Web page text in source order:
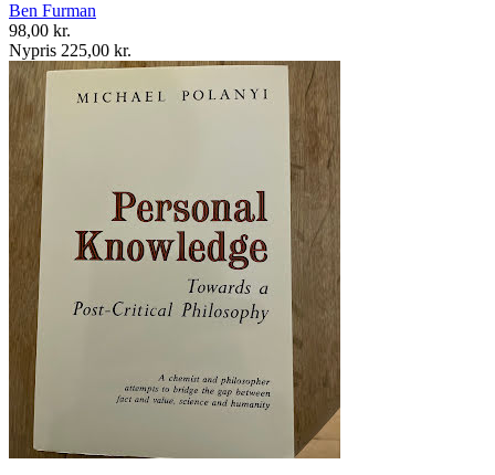
Ben Furman
98,00 kr.
Nypris 225,00 kr.